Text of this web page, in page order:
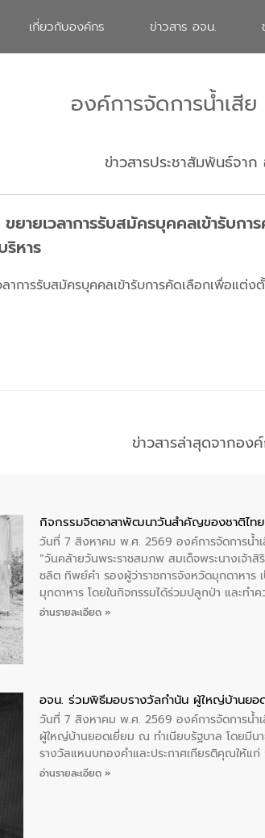
เกี่ยวกับองค์กร ข่าวสาร อจน.
องค์การจัดการน้ำเสี
ข่าวสารประชาสัมพันธ์จา
ยายเวลาการรับสมัครบุคคลเข้ารับ
หาร
าการรับสมัครบุคคลเข้ารับการคัดเลือกเพื่อ
ข่าวสารล่าสุดจากอง
กิจกรรมจิตอาสาพัฒนาวันสําคัญของชาติไทย
วันที่ 7 สิงหาคม พ.ศ. 2569 องค์การจัดการน้ำ
“วันคล้ายวันพระราชสมภพ สมเด็จพระนางเจ้
ชลิต ทิพย์คำ รองผู้ว่าราชการจังหวัดมุกดาหาร
มุกดาหาร โดยในกิจกรรมได้ร่วมปลูกป่า และทํา
พระบรมราชินีนาถ พระบรมราชชนนีพันปีหลวง
อ่านรายละเอียด »
อจน. ร่วมพิธีมอบรางวัลกำนัน ผู้ใหญ่บ้านยอ
วันที่ 7 สิงหาคม พ.ศ. 2569 องค์การจัดการน้
ผู้ใหญ่บ้านยอดเยี่ยม ณ ทำเนียบรัฐบาล โดยมีน
รางวัลแหนบทองคำและประกาศเกียรติคุณให้แ
อ่านรายละเอียด »